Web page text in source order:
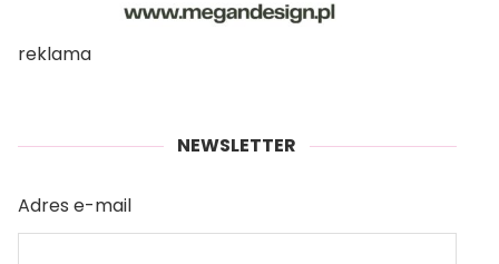
reklama
NEWSLETTER
Adres e-mail